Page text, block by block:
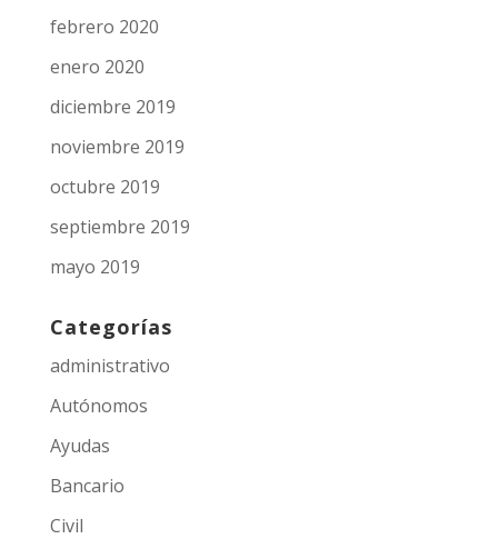
febrero 2020
enero 2020
diciembre 2019
noviembre 2019
octubre 2019
septiembre 2019
mayo 2019
Categorías
administrativo
Autónomos
Ayudas
Bancario
Civil